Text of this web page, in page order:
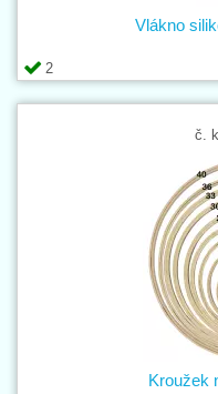
2
Vlákno
č.
Kroužek